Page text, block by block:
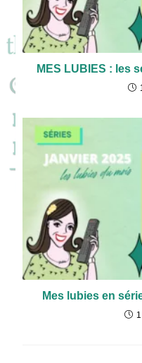
MES LUBIES : les
Mes lubies en